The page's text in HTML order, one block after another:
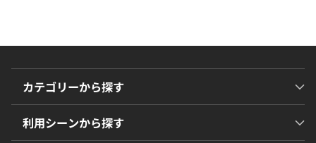
カテゴリーから探す
利用シーンから探す